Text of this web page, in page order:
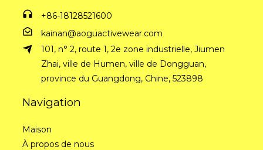
+86-18128521600
kainan@aoguactivewear.com
101, n° 2, route 1, 2e zone industrielle, Jiumen
Zhai, ville de Humen, ville de Dongguan,
province du Guangdong, Chine, 523898
Navigation
Maison
À propos de nous